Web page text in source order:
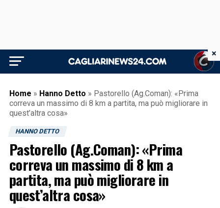
Home » Hanno Detto » Pastorello (Ag.Coman): «Prima
correva un massimo di 8 km a partita, ma può migliorare in
quest’altra cosa»
HANNO DETTO
Pastorello (Ag.Coman): «Prima
correva un massimo di 8 km a
partita, ma può migliorare in
quest’altra cosa»
×